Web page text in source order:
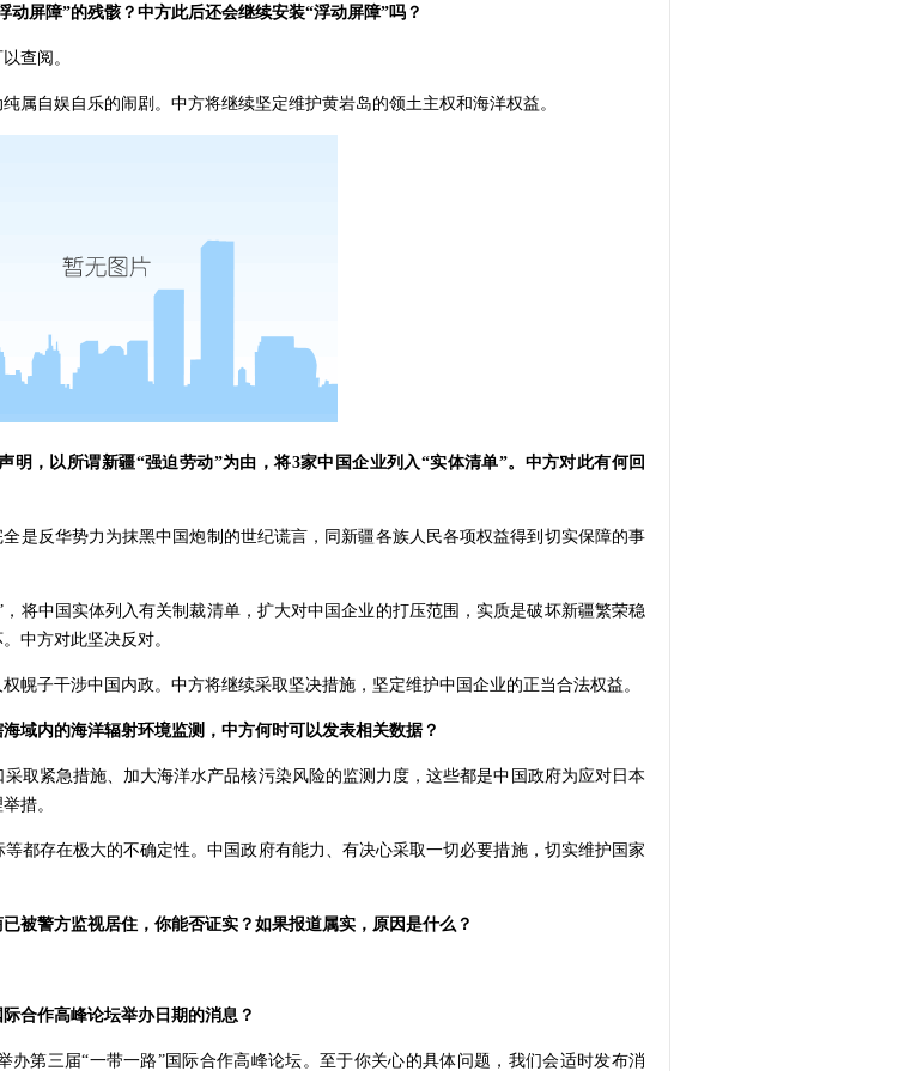
屏障”的残骸？中方此后还会继续安装“浮动屏障”吗？
查阅。
属自娱自乐的闹剧。中方将继续坚定维护黄岩岛的领土主权和海洋权益。
明，以所谓新疆“强迫劳动”为由，将3家中国企业列入“实体清单”。中方对此有何回
是反华势力为抹黑中国炮制的世纪谎言，同新疆各族人民各项权益得到切实保障的事
将中国实体列入有关制裁清单，扩大对中国企业的打压范围，实质是破坏新疆繁荣稳
中方对此坚决反对。
幌子干涉中国内政。中方将继续采取坚决措施，坚定维护中国企业的正当合法权益。
域内的海洋辐射环境监测，中方何时可以发表相关数据？
取紧急措施、加大海洋水产品核污染风险的监测力度，这些都是中国政府为应对日本
措。
都存在极大的不确定性。中国政府有能力、有决心采取一切必要措施，切实维护国家
被警方监视居住，你能否证实？如果报道属实，原因是什么？
合作高峰论坛举办日期的消息？
第三届“一带一路”国际合作高峰论坛。至于你关心的具体问题，我们会适时发布消